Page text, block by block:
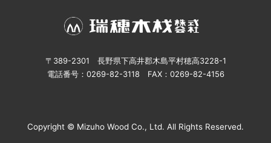
〒389-2301 長野県下高井郡木島平村穂高3228-1
電話番号：0269-82-3118 FAX：0269-82-4156
Copyright © Mizuho Wood Co., Ltd. All Rights Reserved.